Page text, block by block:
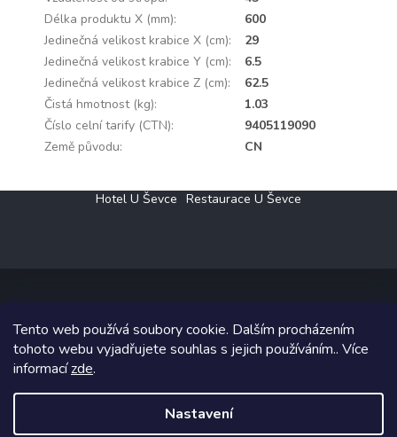
Tento web používá soubory cookie. Dalším procházením
tohoto webu vyjadřujete souhlas s jejich používáním.. Více
informacízde.
Nastavení
Délka produktu X (mm):
600
Jedinečná velikost krabice X (cm):
29
Jedinečná velikost krabice Y (cm):
6.5
Jedinečná velikost krabice Z (cm):
62.5
Čistá hmotnost (kg):
1.03
Číslo celní tarify (CTN):
9405119090
Země původu: CN
Hotel U Ševce Restaurace U Ševce
Copyright 2026Elektro Klesný s.r.o.. Všechna práva vyhrazena.
Grafický návrh vytvořil a na Shoptet implementoval
Shoptetak.cz.